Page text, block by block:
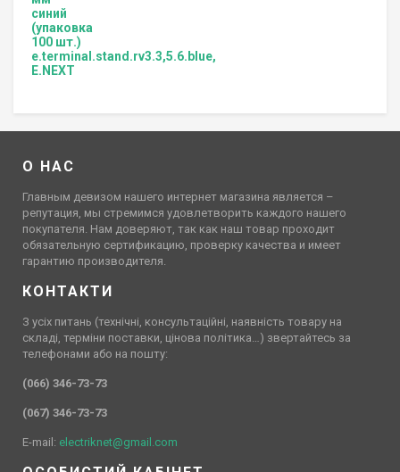
О НАС
Главным девизом нашего интернет магазина является –
репутация, мы стремимся удовлетворить каждого нашего
покупателя. Нам доверяют, так как наш товар проходит
обязательную сертификацию, проверку качества и имеет
гарантию производителя.
КОНТАКТИ
З усіх питань (технічні, консультаційні, наявність товару на
складі, терміни поставки, цінова політика…) звертайтесь за
телефонами або на пошту:
(066) 346-73-73
(067) 346-73-73
E-mail: electriknet@gmail.com